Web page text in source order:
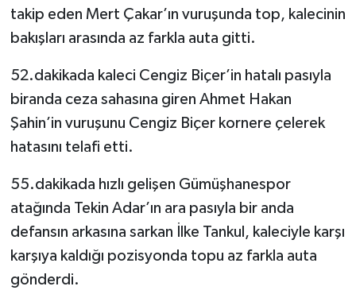
takip eden Mert Çakar’ın vuruşunda top, kalecinin
bakışları arasında az farkla auta gitti.
52.dakikada kaleci Cengiz Biçer’in hatalı pasıyla
biranda ceza sahasına giren Ahmet Hakan
Şahin’in vuruşunu Cengiz Biçer kornere çelerek
hatasını telafi etti.
55.dakikada hızlı gelişen Gümüşhanespor
atağında Tekin Adar’ın ara pasıyla bir anda
defansın arkasına sarkan İlke Tankul, kaleciyle karşı
karşıya kaldığı pozisyonda topu az farkla auta
gönderdi.